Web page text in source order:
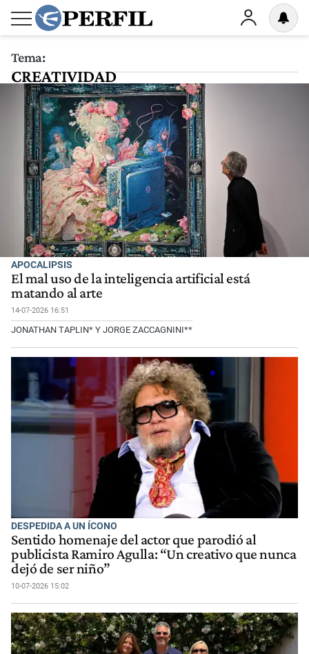
Tema:
CREATIVIDAD
APOCALIPSIS
El mal uso de la inteligencia artificial está
matando al arte
14-07-2026 16:51
JONATHAN TAPLIN* Y JORGE ZACCAGNINI**
DESPEDIDA A UN ÍCONO
Sentido homenaje del actor que parodió al
publicista Ramiro Agulla: “Un creativo que nunca
dejó de ser niño”
10-07-2026 15:02